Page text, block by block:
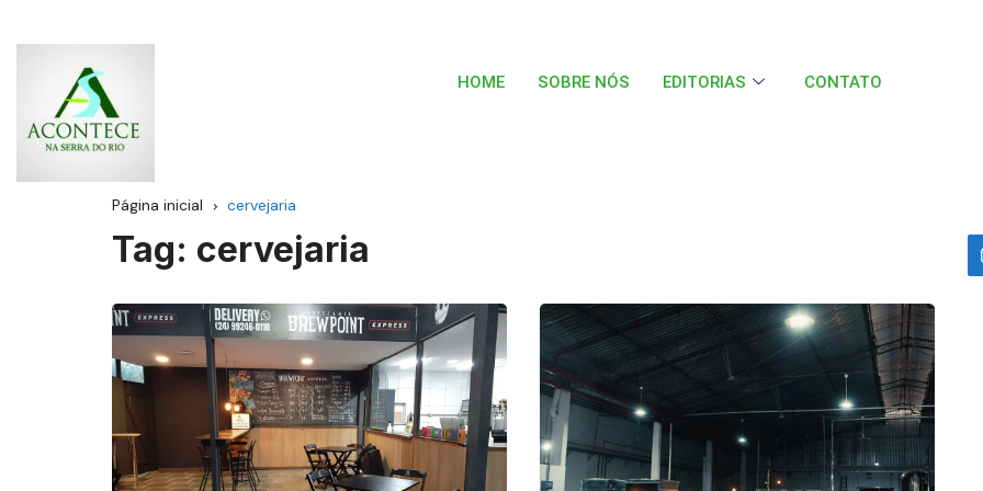
HOME SOBRE NÓS EDITORIAS CONTATO
Página inicial cervejaria
Tag: cervejaria